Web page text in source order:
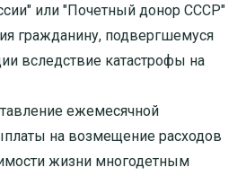
или "Почетный донор СССР"
гражданину, подвергшемуся
вследствие катастрофы на
ежемесячной
на возмещение расходов
жизни многодетным